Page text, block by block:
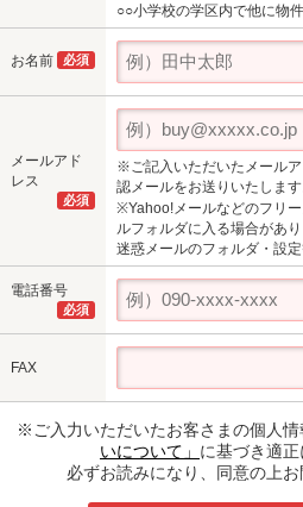
○○小学校の学区内で他に物
お名前 必須
メールアド
レス
必須
※ご記入いただいたメール
認メールをお送りいたします
※Yahoo!メールなどのフリ
ルフォルダに入る場合があり
迷惑メールのフォルダ・設定
電話番号
必須
FAX
※ご入力いただいたお客さまの個人情
いについて」 に基づき適正
必ずお読みになり、同意の上お